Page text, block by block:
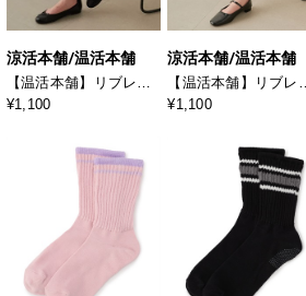
涼活本舗/温活本舗
【温活本舗】リブレギ
ンス
¥1,100
涼活本舗/温活本舗
【温活本舗】リブレギ
ンス
¥1,100